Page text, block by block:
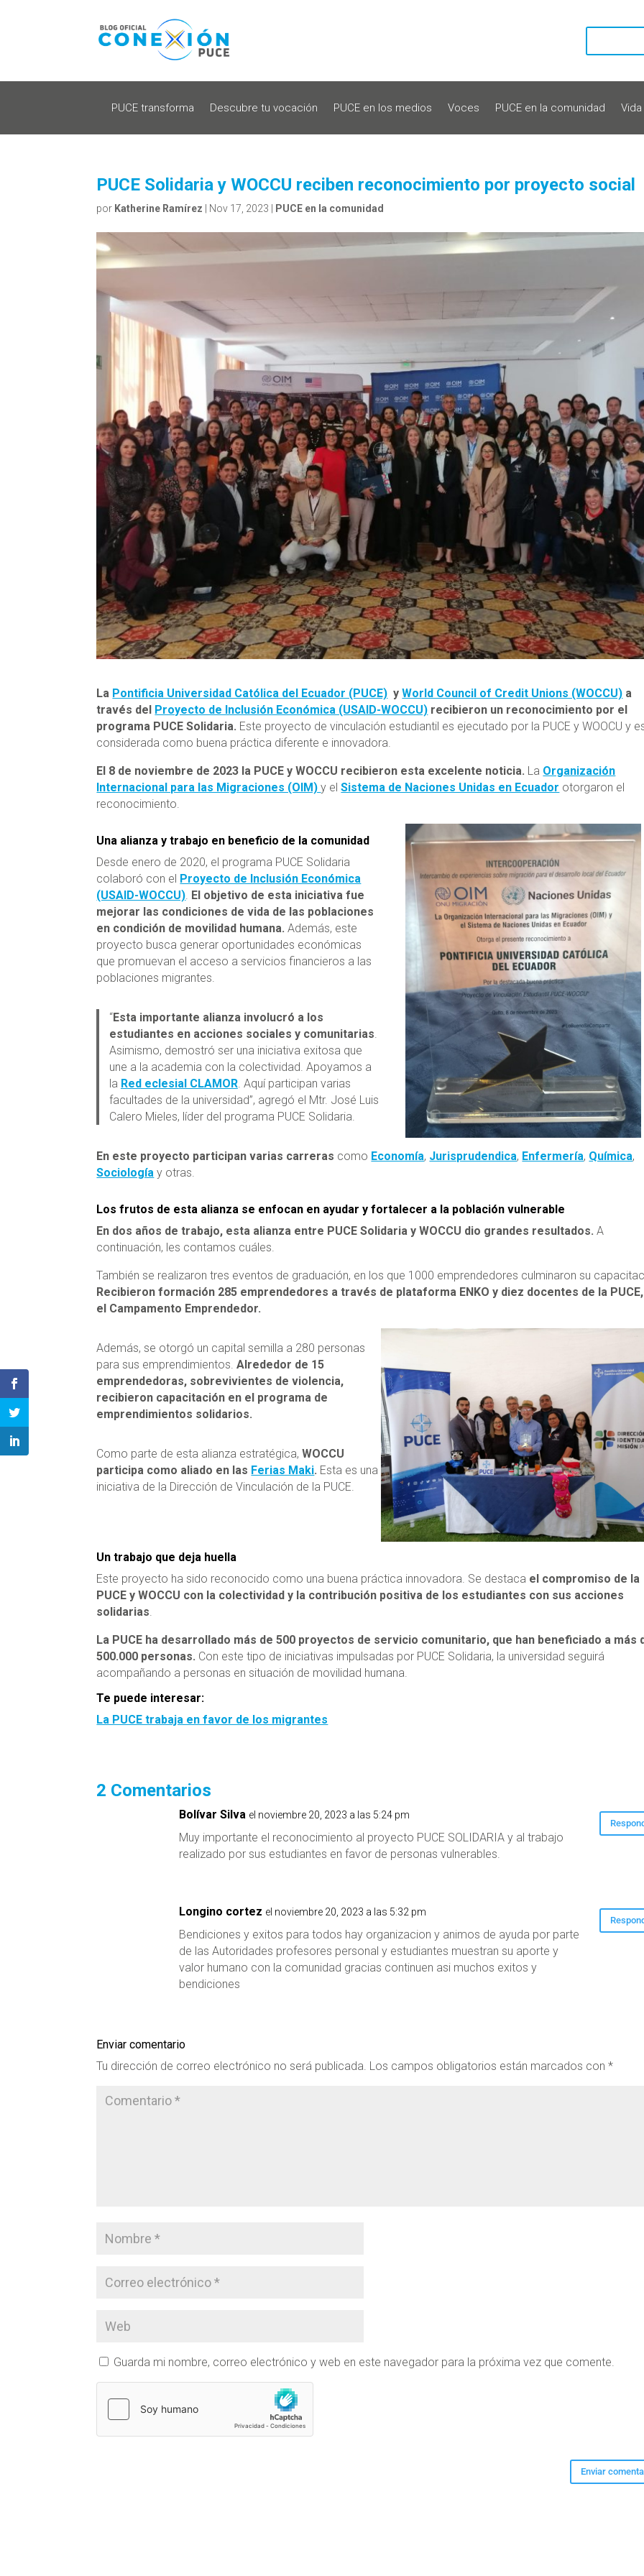
PUCE transforma Descubre tu vocación PUCE en los medios Voces PUCE en la comunidad
PUCE Solidaria y WOCCU reciben reconocimiento por proyecto social
por Katherine Ramírez Nov 17, 2023 PUCE en la comunidad
La Pontificia Universidad Católica del Ecuador (PUCE) yWorld Council of Credit Unions (WOCCU) a
través del Proyecto de Inclusión Económica (USAID-WOCCU) recibieron un reconocimiento por el
programa PUCE Solidaria. Este proyecto de vinculación estudiantil es ejecutado por la PUCE y WOOCU y
considerada como buena práctica diferente e innovadora.
El 8 de noviembre de 2023 la PUCE y WOCCU recibieron esta excelente noticia. La Organización
Internacional para las Migraciones (OIM)y elSistema de Naciones Unidas en Ecuador otorgaron el
reconocimiento.
Una alianza y trabajo en beneficio de la comunidad
Desde enero de 2020, el programa PUCE Solidaria
colaboró con el Proyecto de Inclusión Económica
(USAID-WOCCU). El objetivo de esta iniciativa fue
mejorar las condiciones de vida de las poblaciones
en condición de movilidad humana.Además, este
proyecto busca generar oportunidades económicas
que promuevan el acceso a servicios financieros a las
poblaciones migrantes.
“Esta importante alianza involucró a los
estudiantes en acciones sociales y comunitarias.
Asimismo, demostró ser una iniciativa exitosa que
une a la academia con la colectividad. Apoyamos a
la Red eclesial CLAMOR. Aquí participan varias
facultades de la universidad”, agregó el Mtr. José Luis
Calero Mieles, líder del programa PUCE Solidaria.
En este proyecto participan varias carreras como Economía, Jurisprudendica, Enfermería, Química,
Sociología y otras.
Los frutos de esta alianza se enfocan en ayudar y fortalecer a la población vulnerable
En dos años de trabajo, esta alianza entre PUCE Solidaria y WOCCU dio grandes resultados. A
continuación, les contamos cuáles.
También se realizaron tres eventos de graduación, en los que 1000 emprendedores culminaron su
Recibieron formación 285 emprendedores a través de plataforma ENKO y diez docentes de la
el Campamento Emprendedor.
Además, se otorgó un capital semilla a 280 personas
para sus emprendimientos.Alrededor de 15
emprendedoras, sobrevivientes de violencia,
recibieron capacitación en el programa de
emprendimientos solidarios.
Como parte de esta alianza estratégica,WOCCU
participa como aliado en las Ferias Maki. Esta es una
iniciativa de la Dirección de Vinculación de la PUCE.
Un trabajo que deja huella
Este proyecto ha sido reconocido como una buena práctica innovadora. Se destaca el compromiso de la
PUCE y WOCCU con la colectividad y la contribución positiva de los estudiantes con sus acciones
solidarias
La PUCE ha desarrollado más de 500 proyectos de servicio comunitario, que han beneficiado a más
500.000 personas. Con este tipo de iniciativas impulsadas por PUCE Solidaria, la universidad seguirá
acompañando a personas en situación de movilidad humana.
Te puede interesar:
La PUCE trabaja en favor de los migrantes
2 Comentarios
Bolívar Silva el noviembre 20, 2023 a las 5:24 pm
Muy importante el reconocimiento al proyecto PUCE SOLIDARIA y al trabajo
realizado por sus estudiantes en favor de personas vulnerables.
Longino cortez el noviembre 20, 2023 a las 5:32 pm
Bendiciones y exitos para todos hay organizacion y animos de ayuda por parte
de las Autoridades profesores personal y estudiantes muestran su aporte y
valor humano con la comunidad gracias continuen asi muchos exitos y
bendiciones
Enviar comentario
Tu dirección de correo electrónico no será publicada. Los campos obligatorios están marcados con*
Guarda mi nombre, correo electrónico y web en este navegador para la próxima vez que comente.